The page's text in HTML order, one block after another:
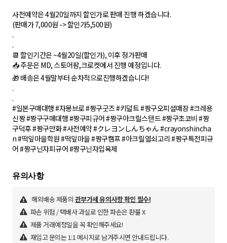
사전예약은 4월20일까지 할인가로 판매 진행 하겠습니다.
(판매가 7,000원 -> 할인가5,500원)
.
.
📆 할인기간은 ~4월20일(할인가), 이후 정가판매
📥 주문은 MD, 스토어팜,크로켓에서 진행 예정입니다.
🎁 배송은 4월말부터 순차적으로진행하겠습니다!
.
.
#일본구매대행 #자몽브로 #짱구굿즈 #키덜트 #짱구오피셜매장 #크레용
신짱 #짱구구매대행 #짱구피규어 #짱구아크릴스탠드 #짱구초코비 #짱
구덕후 #짱구만화 #사전예약 #クレヨンしんちゃん #crayonshincha
n #떡잎마을학원 #떡잎마을 #짱구캠프 #아크릴열쇠고리 #짱구특전피규
어 #짱구닌자피규어 #짱구닌자입욕제
유의사항
해외배송 제품의 관부가세 유의사항 확인 필수!
파손 위험 / 택배사 과실로 인한 파손은 환불 X
제품 거래예정일을 꼭 확인해주세요!
재입고 문의는 1:1 메시지로 남겨주시면 안내드립니다.